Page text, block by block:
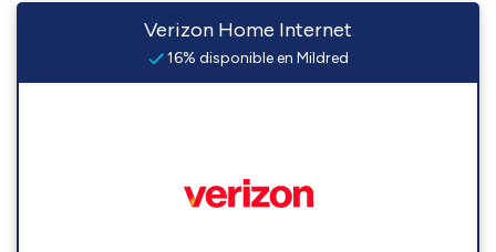
Verizon Home Internet
16% disponible en Mildred